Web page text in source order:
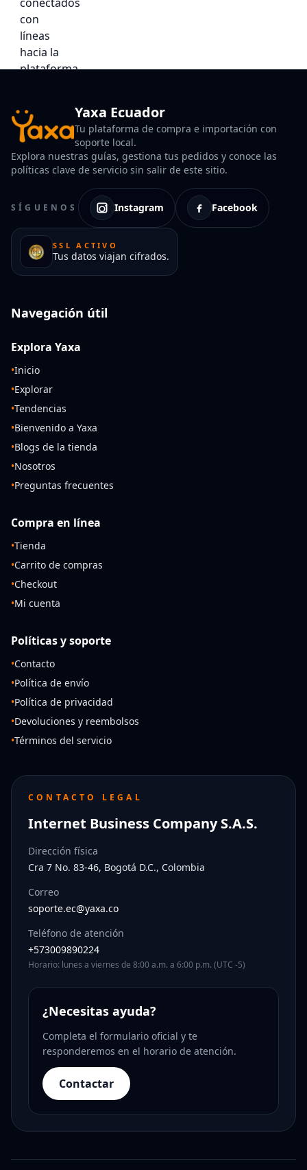
Yaxa Ecuador
Tu plataforma de compra e importación con
soporte local.
Explora nuestras guías, gestiona tus pedidos y conoce las
políticas clave de servicio sin salir de este sitio.
SÍGUENOS Instagram Facebook
SSL ACTIVO
Tus datos viajan cifrados.
Navegación útil
Explora Yaxa
•Inicio
•Explorar
•Tendencias
•Bienvenido a Yaxa
•Blogs de la tienda
•Nosotros
•Preguntas frecuentes
Compra en línea
•Tienda
•Carrito de compras
•Checkout
•Mi cuenta
Políticas y soporte
•Contacto
•Política de envío
•Política de privacidad
•Devoluciones y reembolsos
•Términos del servicio
CONTACTO LEGAL
Internet Business Company S.A.S.
Dirección física
Cra 7 No. 83-46, Bogotá D.C., Colombia
Correo
soporte.ec@yaxa.co
Teléfono de atención
+573009890224
Horario: lunes a viernes de 8:00 a.m. a 6:00 p.m. (UTC -5)
¿Necesitas ayuda?
Completa el formulario oficial y te
responderemos en el horario de atención.
Contactar